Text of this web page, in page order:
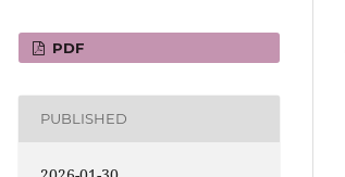
PDF
PUBLISHED